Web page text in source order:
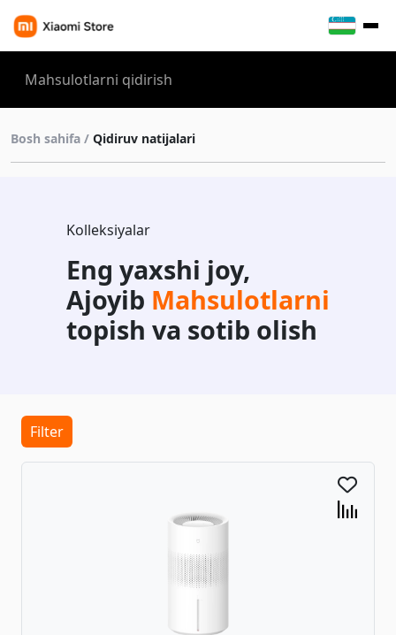
Bosh sahifa / Qidiruv natijalari
Kolleksiyalar
Eng yaxshi joy,
Ajoyib Mahsulotlarni
topish va sotib olish
Filter